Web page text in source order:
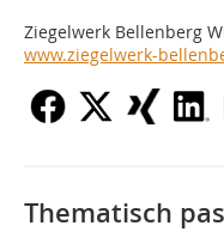
Ziegelwerk Bellenberg
www.ziegelwerk-
Thematisch